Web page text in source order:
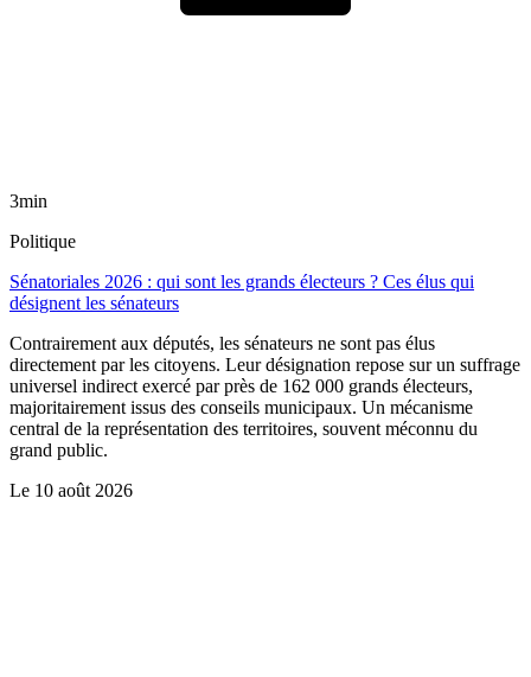
3min
Politique
Sénatoriales 2026 : qui sont les grands électeurs ? Ces élus qui
désignent les sénateurs
Contrairement aux députés, les sénateurs ne sont pas élus
directement par les citoyens. Leur désignation repose sur un suffrage
universel indirect exercé par près de 162 000 grands électeurs,
majoritairement issus des conseils municipaux. Un mécanisme
central de la représentation des territoires, souvent méconnu du
grand public.
Le 10 août 2026